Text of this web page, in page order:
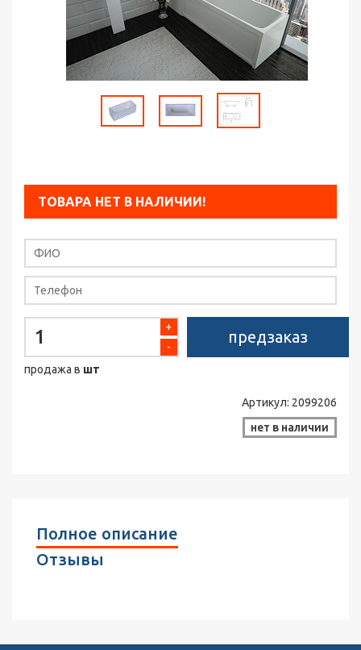
ТОВАРА НЕТ В НАЛИЧИИ!
-
+
продажа в шт
предзаказ
Артикул: 2099206
нет в наличии
Полное описание
Отзывы